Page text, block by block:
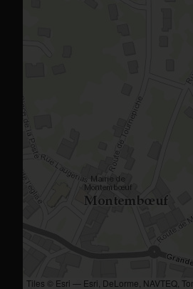
Tiles © Esri — Esri, DeLorme, NAVTEQ,